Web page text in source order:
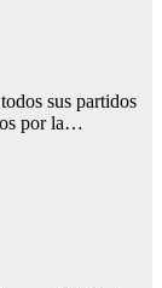
sus partidos
por la…